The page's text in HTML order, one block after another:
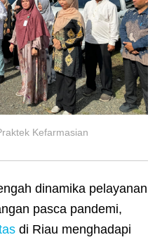
Kefarmasian
dinamika pelayanan
pasca pandemi,
di Riau menghadapi